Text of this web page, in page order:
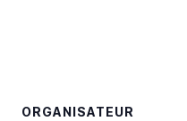
ORGANISATEUR